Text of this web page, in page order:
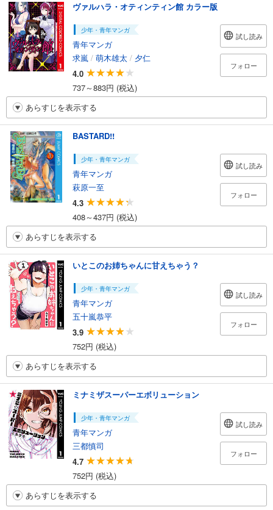
ヴァルハラ・オティンティン館 カラー版
少年・青年マンガ
青年マンガ
求嵐 / 萌木雄太 / 夕仁
4.0
737～883円 (税込)
試し読み
フォロー
あらすじを表示する
BASTARD!!
少年・青年マンガ
青年マンガ
萩原一至
4.3
408～437円 (税込)
試し読み
フォロー
あらすじを表示する
いとこのお姉ちゃんに甘えちゃう？
少年・青年マンガ
青年マンガ
五十嵐恭平
3.9
752円 (税込)
試し読み
フォロー
あらすじを表示する
ミナミザスーパーエボリューション
少年・青年マンガ
青年マンガ
三都慎司
4.7
752円 (税込)
試し読み
フォロー
あらすじを表示する